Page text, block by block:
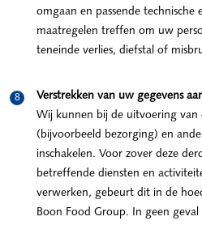
omgaan en passende technische
maatregelen treffen om uw
teneinde verlies, diefstal of
Verstrekken van uw gegevens
Wij kunnen bij de uitvoering van
(bijvoorbeeld bezorging) en
inschakelen. Voor zover deze
betreffende diensten en
verwerken, gebeurt dit in de
Boon Food Group. In geen